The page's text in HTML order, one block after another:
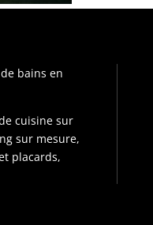
bains en
cuisine sur
sur mesure,
placards,